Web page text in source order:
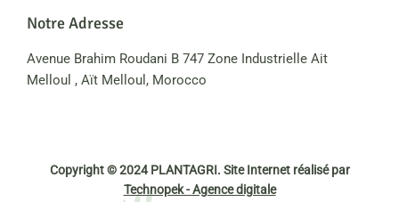
Notre Adresse
Avenue Brahim Roudani B 747 Zone Industrielle Ait
Melloul , Aït Melloul, Morocco
Copyright © 2024 PLANTAGRI. Site Internet réalisé par
Technopek - Agence digitale